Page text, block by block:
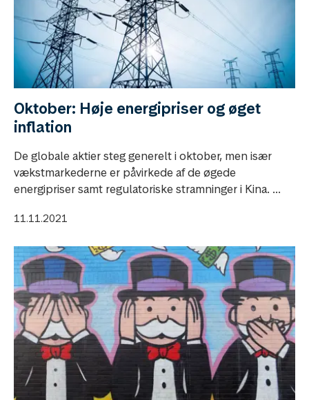
Oktober: Høje energipriser og øget
inflation
De globale aktier steg generelt i oktober, men især
vækstmarkederne er påvirkede af de øgede
energipriser samt regulatoriske stramninger i Kina. ...
11.11.2021